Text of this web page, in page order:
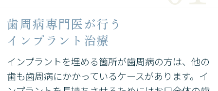
歯周病専門医が行う
インプラント治療
インプラントを埋める箇所が歯周病の方は、他の
歯も歯周病にかかっているケースがあります。イ